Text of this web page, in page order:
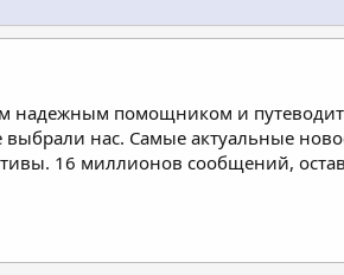
надежным помощником и
нас. Самые актуальные
16 миллионов сообщений,